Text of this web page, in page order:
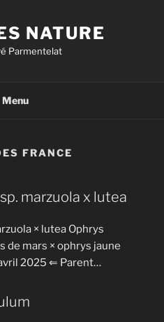
NATURE
Parmentelat
Menu
FRANCE
marzuola x lutea
× lutea Ophrys
de mars × ophrys jaune
2025 ⇐ Parent…